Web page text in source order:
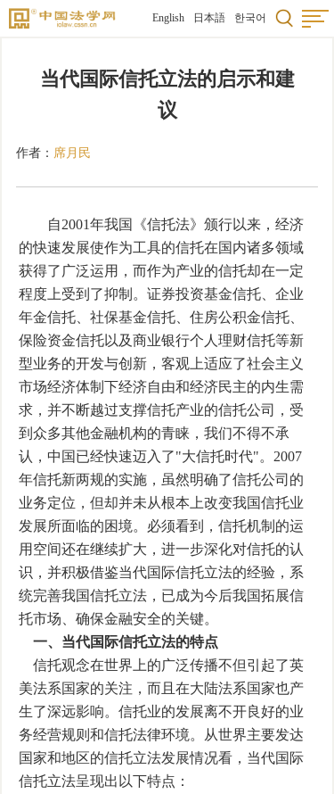
English 日本語 한국어
当代国际信托立法的启示和建
议
作者： 席月民
自2001年我国《信托法》颁行以来，经济
的快速发展使作为工具的信托在国内诸多领域
获得了广泛运用，而作为产业的信托却在一定
程度上受到了抑制。证券投资基金信托、企业
年金信托、社保基金信托、住房公积金信托、
保险资金信托以及商业银行个人理财信托等新
型业务的开发与创新，客观上适应了社会主义
市场经济体制下经济自由和经济民主的内生需
求，并不断越过支撑信托产业的信托公司，受
到众多其他金融机构的青睐，我们不得不承
认，中国已经快速迈入了"大信托时代"。2007
年信托新两规的实施，虽然明确了信托公司的
业务定位，但却并未从根本上改变我国信托业
发展所面临的困境。必须看到，信托机制的运
用空间还在继续扩大，进一步深化对信托的认
识，并积极借鉴当代国际信托立法的经验，系
统完善我国信托立法，已成为今后我国拓展信
托市场、确保金融安全的关键。
一、当代国际信托立法的特点
信托观念在世界上的广泛传播不但引起了英
美法系国家的关注，而且在大陆法系国家也产
生了深远影响。信托业的发展离不开良好的业
务经营规则和信托法律环境。从世界主要发达
国家和地区的信托立法发展情况看，当代国际
信托立法呈现出以下特点：